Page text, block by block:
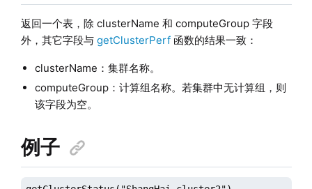
返回一个表，除 clusterName 和 computeGroup 字段
外，其它字段与 getClusterPerf函数的结果一致：
clusterName：集群名称。
computeGroup：计算组名称。若集群中无计算组，则
该字段为空。
例子